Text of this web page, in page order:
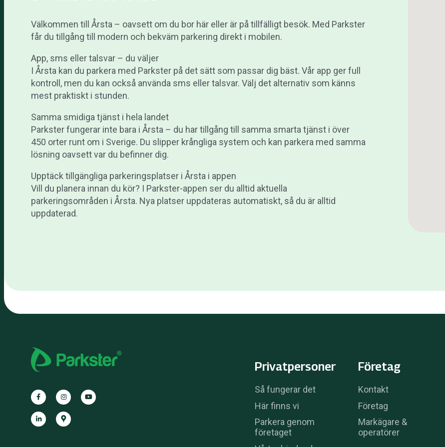
Välkommen till Årsta – oavsett om du bor här eller är på tillfälligt besök. Med Parkster
får du tillgång till modern och bekväm parkering direkt i mobilen.
App, sms eller talsvar – du väljer
I Årsta kan du parkera med Parkster på det sätt som passar dig bäst. Vår app ger full
kontroll, men du kan också använda sms eller talsvar. Välj det alternativ som känns
mest praktiskt i stunden.
Samma smidiga tjänst i hela landet
Parkster fungerar inte bara i Årsta – du har tillgång till samma smarta tjänst i över
450 orter runt om i Sverige. Du slipper krångliga system och kan parkera med samma
lösning oavsett var du befinner dig.
Upptäck tillgängliga parkeringsplatser i Årsta i appen
Vill du planera innan du kör? I Parkster-appen ser du alltid aktuella
parkeringsområden i Årsta. Nya platser uppdateras automatiskt, så du är alltid
uppdaterad.
FacebookInstagramYouTube
LinkedInGoogle
Privatpersoner
Så fungerar det
Här finns vi
Parkera genom
företaget
Företag
Kontakt
Företag
Markägare &
operatörer